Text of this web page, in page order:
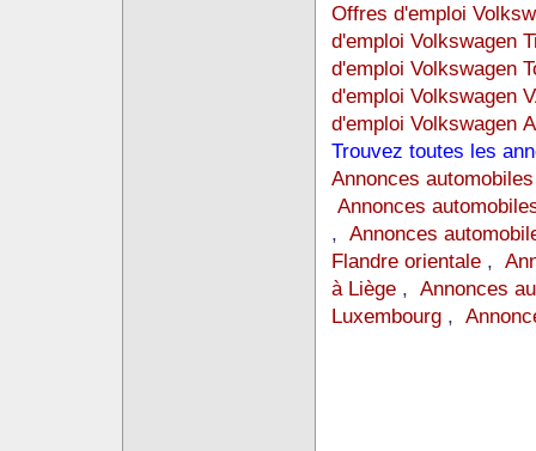
Offres d'emploi
d'emploi Volkswagen
d'emploi Volkswagen
d'emploi Volkswagen
d'emploi Volkswagen
Trouvez toutes les
Annonces
Annonces
, Annonces
Flandre orientale,
à Liège, Annonces
Luxembourg,